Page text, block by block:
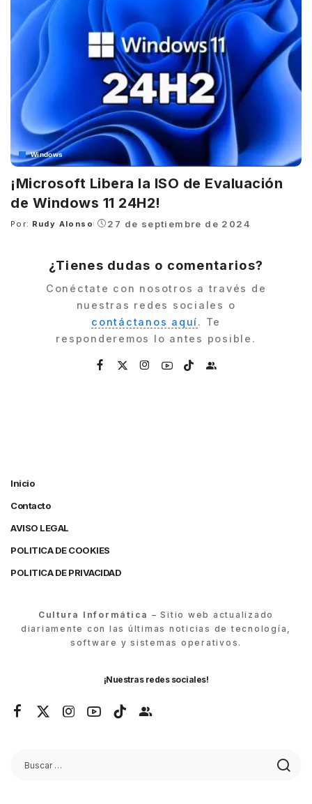
Windows
¡Microsoft Libera la ISO de Evaluación
de Windows 11 24H2!
Posted
Por: Rudy Alonso 27 de septiembre de 2024
¿Tienes dudas o comentarios?
Conéctate con nosotros a través de
nuestras redes sociales o
contáctanos aquí. Te
responderemos lo antes posible.
Inicio
Contacto
AVISO LEGAL
POLITICA DE COOKIES
POLITICA DE PRIVACIDAD
Cultura Informática – Sitio web actualizado
diariamente con las últimas noticias de tecnología,
software y sistemas operativos.
¡Nuestras redes sociales!